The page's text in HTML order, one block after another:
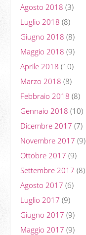
Agosto 2018 (3)
Luglio 2018 (8)
Giugno 2018 (8)
Maggio 2018 (9)
Aprile 2018 (10)
Marzo 2018 (8)
Febbraio 2018 (8)
Gennaio 2018 (10)
Dicembre 2017 (7)
Novembre 2017 (9)
Ottobre 2017 (9)
Settembre 2017 (8)
Agosto 2017 (6)
Luglio 2017 (9)
Giugno 2017 (9)
Maggio 2017 (9)